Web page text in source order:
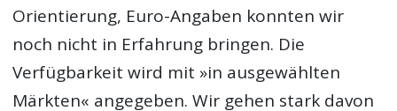
Orientierung, Euro-Angaben konnten wir
noch nicht in Erfahrung bringen. Die
Verfügbarkeit wird mit »in ausgewählten
Märkten« angegeben. Wir gehen stark davon